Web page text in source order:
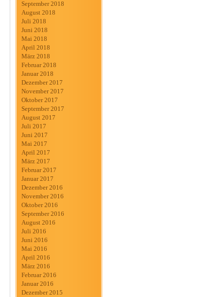
September 2018
August 2018
Juli 2018
Juni 2018
Mai 2018
April 2018
März 2018
Februar 2018
Januar 2018
Dezember 2017
November 2017
Oktober 2017
September 2017
August 2017
Juli 2017
Juni 2017
Mai 2017
April 2017
März 2017
Februar 2017
Januar 2017
Dezember 2016
November 2016
Oktober 2016
September 2016
August 2016
Juli 2016
Juni 2016
Mai 2016
April 2016
März 2016
Februar 2016
Januar 2016
Dezember 2015